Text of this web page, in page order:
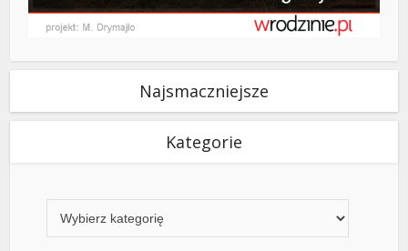
Najsmaczniejsze
Kategorie